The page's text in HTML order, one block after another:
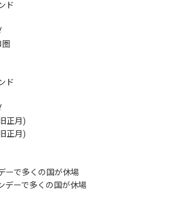
ド
ド
正月)
正月)
ーで多くの国が休場
ーで多くの国が休場